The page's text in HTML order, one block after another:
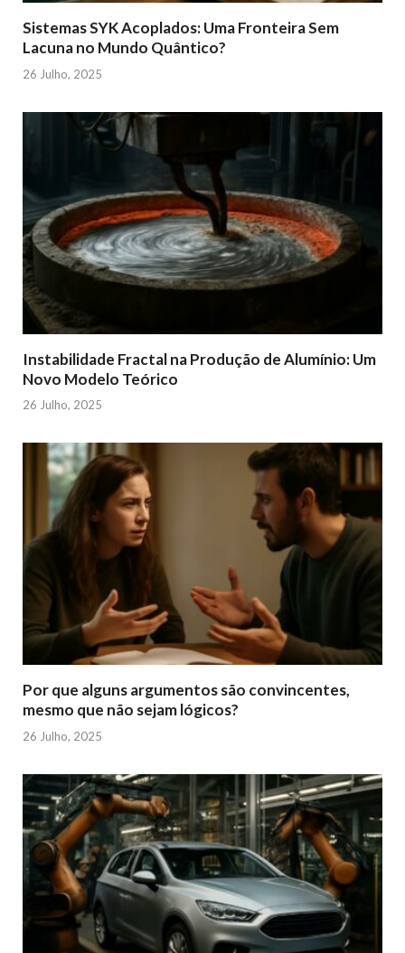
Sistemas SYK Acoplados: Uma Fronteira Sem
Lacuna no Mundo Quântico?
26 Julho, 2025
Instabilidade Fractal na Produção de Alumínio: Um
Novo Modelo Teórico
26 Julho, 2025
Por que alguns argumentos são convincentes,
mesmo que não sejam lógicos?
26 Julho, 2025